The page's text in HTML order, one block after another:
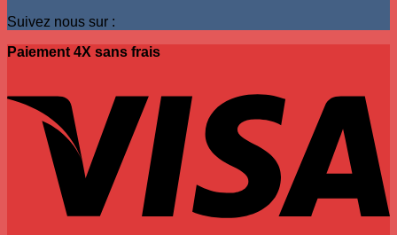
Suivez nous sur :
Paiement 4X sans frais